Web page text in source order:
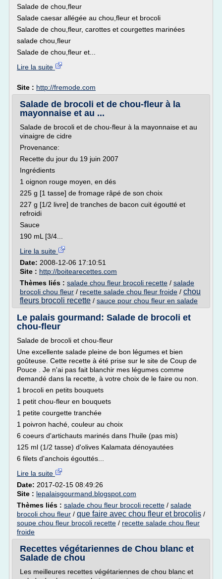
Salade de chou,fleur
Salade caesar allégée au chou,fleur et brocoli
Salade de chou,fleur, carottes et courgettes marinées
salade chou,fleur
Salade de chou,fleur et...
Lire la suite
Site : http://fremode.com
Salade de brocoli et de chou-fleur à la
mayonnaise et au ...
Salade de brocoli et de chou-fleur à la mayonnaise et au
vinaigre de cidre
Provenance:
Recette du jour du 19 juin 2007
Ingrédients
1 oignon rouge moyen, en dés
225 g [1 tasse] de fromage râpé de son choix
227 g [1/2 livre] de tranches de bacon cuit égoutté et
refroidi
Sauce
190 mL [3/4...
Lire la suite
Date: 2008-12-06 17:10:51
Site : http://boitearecettes.com
Thèmes liés : salade chou fleur brocoli recette / salade
brocoli chou fleur / recette salade chou fleur froide / chou
fleurs brocoli recette / sauce pour chou fleur en salade
Le palais gourmand: Salade de brocoli et
chou-fleur
Salade de brocoli et chou-fleur
Une excellente salade pleine de bon légumes et bien
goûteuse. Cette recette à été prise sur le site de Coup de
Pouce . Je n'ai pas fait blanchir mes légumes comme
demandé dans la recette, à votre choix de le faire ou non.
1 brocoli en petits bouquets
1 petit chou-fleur en bouquets
1 petite courgette tranchée
1 poivron haché, couleur au choix
6 coeurs d'artichauts marinés dans l'huile (pas mis)
125 ml (1/2 tasse) d'olives Kalamata dénoyautées
6 filets d'anchois égouttés...
Lire la suite
Date: 2017-02-15 08:49:26
Site : lepalaisgourmand.blogspot.com
Thèmes liés : salade chou fleur brocoli recette / salade
brocoli chou fleur / que faire avec chou fleur et brocolis /
soupe chou fleur brocoli recette / recette salade chou fleur
froide
Recettes végétariennes de Chou blanc et
Salade de chou
Les meilleures recettes végétariennes de chou blanc et